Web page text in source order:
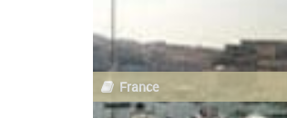
France